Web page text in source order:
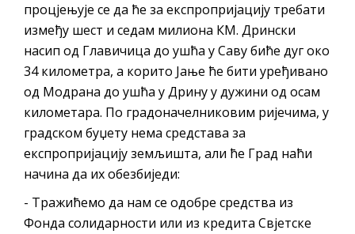
процјењује се да ће за експропријацију требати
између шест и седам милиона КМ. Дрински
насип од Главичица до ушћа у Саву биће дуг око
34 километра, а корито Јање ће бити уређивано
од Модрана до ушћа у Дрину у дужини од осам
километара. По градоначелниковим ријечима, у
градском буџету нема средстава за
експропријацију земљишта, али ће Град наћи
начина да их обезбиједи:
- Тражићемо да нам се одобре средства из
Фонда солидарности или из кредита Свјетске